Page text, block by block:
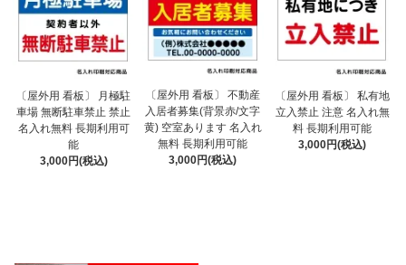
〔屋外用 看板〕 月極駐
車場 無断駐車禁止 禁止
名入れ無料 長期利用可
能
3,000円(税込)
〔屋外用 看板〕 不動産
入居者募集(背景赤/文字
黄) 空室あります 名入れ
無料 長期利用可能
3,000円(税込)
〔屋外用 看板〕 私有地
立入禁止 注意 名入れ無
料 長期利用可能
3,000円(税込)